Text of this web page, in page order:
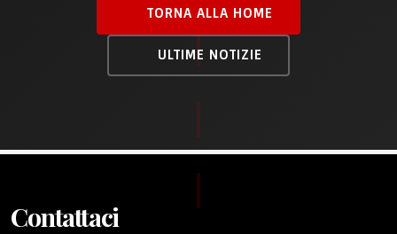
TORNA ALLA HOME
ULTIME NOTIZIE
Contattaci